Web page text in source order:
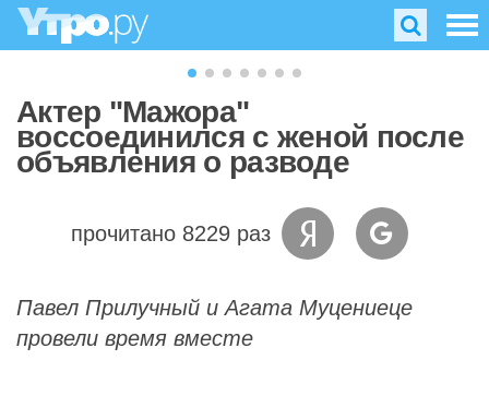
Актер "Мажора"
воссоединился с женой после
объявления о разводе
прочитано 8229 раз
Павел Прилучный и Агата Муцениеце
провели время вместе